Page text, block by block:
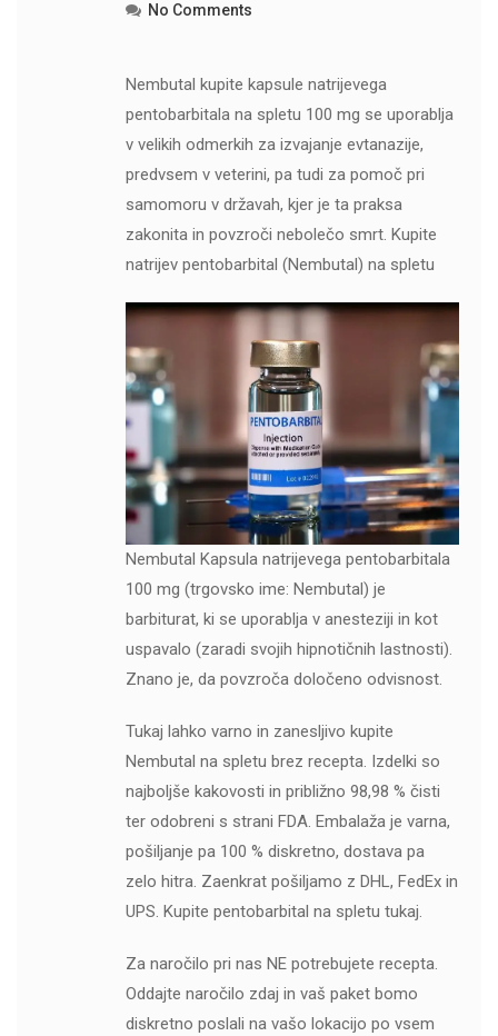
No Comments
Nembutal kupite kapsule natrijevega
pentobarbitala na spletu 100 mg se uporablja
v velikih odmerkih za izvajanje evtanazije,
predvsem v veterini, pa tudi za pomoč pri
samomoru v državah, kjer je ta praksa
zakonita in povzroči nebolečo smrt. Kupite
natrijev pentobarbital (Nembutal) na spletu
Nembutal Kapsula natrijevega pentobarbitala
100 mg (trgovsko ime: Nembutal) je
barbiturat, ki se uporablja v anesteziji in kot
uspavalo (zaradi svojih hipnotičnih lastnosti).
Znano je, da povzroča določeno odvisnost.
Tukaj lahko varno in zanesljivo kupite
Nembutal na spletu brez recepta. Izdelki so
najboljše kakovosti in približno 98,98 % čisti
ter odobreni s strani FDA. Embalaža je varna,
pošiljanje pa 100 % diskretno, dostava pa
zelo hitra. Zaenkrat pošiljamo z DHL, FedEx in
UPS. Kupite pentobarbital na spletu tukaj.
Za naročilo pri nas NE potrebujete recepta.
Oddajte naročilo zdaj in vaš paket bomo
diskretno poslali na vašo lokacijo po vsem